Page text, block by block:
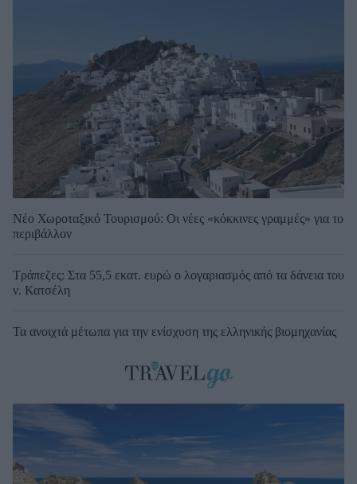
Νέο Χωροταξικό Τουρισμού: Οι νέες «κόκκινες γραμμές» για το
περιβάλλον
Τράπεζες: Στα 55,5 εκατ. ευρώ ο λογαριασμός από τα δάνεια του
ν. Κατσέλη
Τα ανοιχτά μέτωπα για την ενίσχυση της ελληνικής βιομηχανίας